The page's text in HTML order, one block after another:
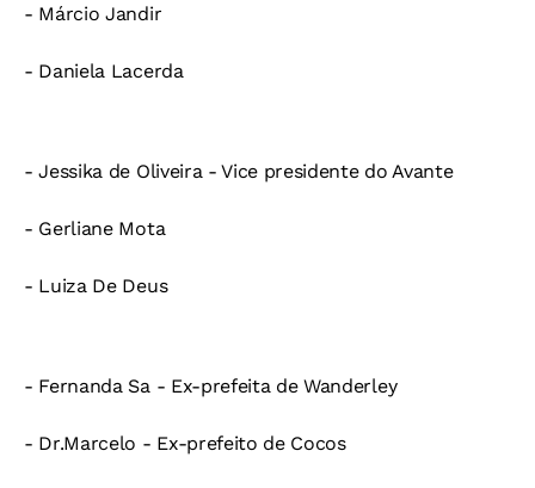
- Márcio Jandir
- Daniela Lacerda
- Jessika de Oliveira - Vice presidente do Avante
- Gerliane Mota
- Luiza De Deus
- Fernanda Sa - Ex-prefeita de Wanderley
- Dr.Marcelo - Ex-prefeito de Cocos